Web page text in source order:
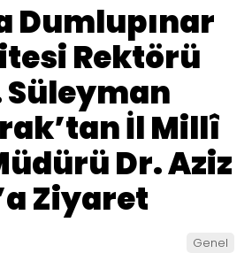
Dumlupınar
Rektörü
Süleyman
İl Millî
Dr. Aziz
Ziyaret
Genel